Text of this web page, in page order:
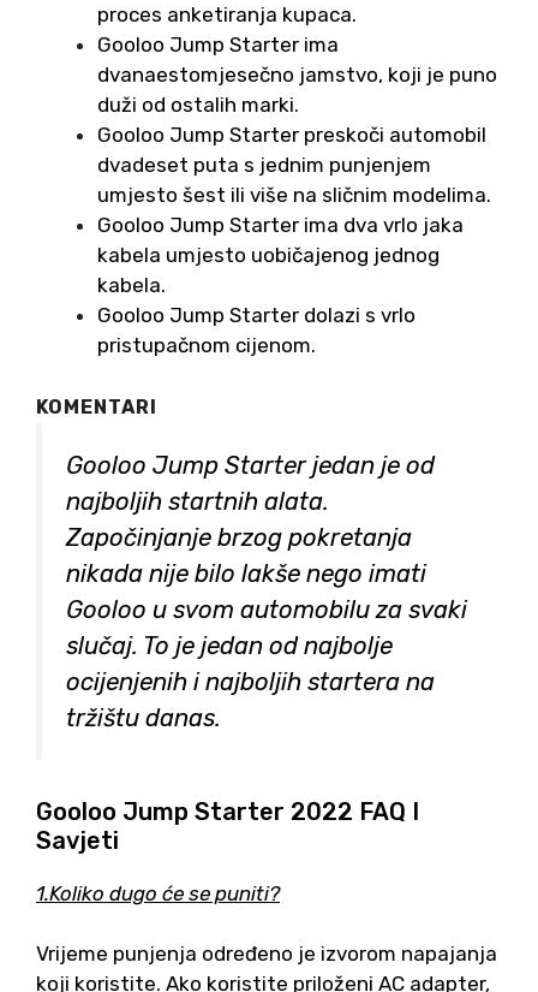
proces anketiranja kupaca.
Gooloo Jump Starter ima
dvanaestomjesečno jamstvo, koji je puno
duži od ostalih marki.
Gooloo Jump Starter preskoči automobil
dvadeset puta s jednim punjenjem
umjesto šest ili više na sličnim modelima.
Gooloo Jump Starter ima dva vrlo jaka
kabela umjesto uobičajenog jednog
kabela.
Gooloo Jump Starter dolazi s vrlo
pristupačnom cijenom.
KOMENTARI
Gooloo Jump Starter jedan je od
najboljih startnih alata.
Započinjanje brzog pokretanja
nikada nije bilo lakše nego imati
Gooloo u svom automobilu za svaki
slučaj. To je jedan od najbolje
ocijenjenih i najboljih startera na
tržištu danas.
Gooloo Jump Starter 2022 FAQ I
Savjeti
1.Koliko dugo će se puniti?
Vrijeme punjenja određeno je izvorom napajanja
koji koristite. Ako koristite priloženi AC adapter,